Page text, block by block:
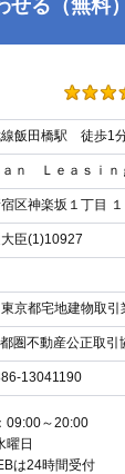
る（無料）
線飯田橋駅 徒歩1
ａｎ Ｌｅａｓｉ
区神楽坂１丁目
臣(1)10927
東京都宅地建物取引
圏不動産公正取引
13041190
09:00～20:00
曜日
は24時間受付